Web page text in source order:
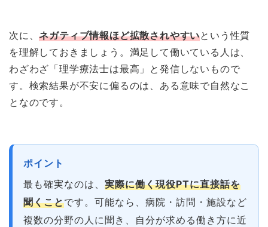
次に、ネガティブ情報ほど拡散されやすいという性質
を理解しておきましょう。満足して働いている人は、
わざわざ「理学療法士は最高」と発信しないもので
す。検索結果が不安に偏るのは、ある意味で自然なこ
となのです。
ポイント
最も確実なのは、 実際に働く現役PTに直接話を
聞くことです。可能なら、病院・訪問・施設など
複数の分野の人に聞き、自分が求める働き方に近